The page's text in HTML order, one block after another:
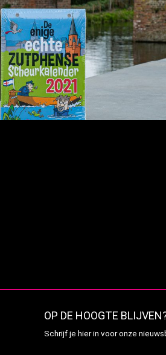
OP DE HOOGTE
Schrijf je hier in voor onze